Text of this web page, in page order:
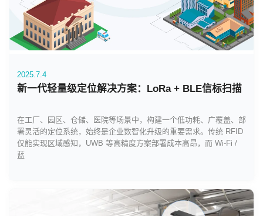
2025.7.4
新一代轻量级定位解决方案：LoRa + BLE信标扫描
在工厂、园区、仓储、医院等场景中，构建一个低功耗、广覆盖、部
署灵活的定位系统，始终是企业数智化升级的重要需求。传统 RFID
仅能实现区域感知，UWB 等高精度方案部署成本高昂，而 Wi-Fi /
蓝